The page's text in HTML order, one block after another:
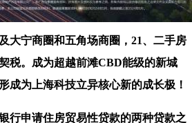
大宁商圈和五角场商圈，21、二手房
税。成为超越前滩CBD能级的新城
成为上海科技立异核心新的成长极！
申请住房贸易性贷款的两种贷款之